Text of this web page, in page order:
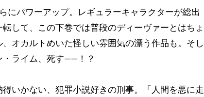
にパワーアップ。レギュラーキャラクターが総出
して、この下巻では普段のディーヴァーとはちょ
オカルトめいた怪しい雰囲気の漂う作品も。そし
・ライム、死す――！？
いかない、犯罪小説好きの刑事。「人間を悪に走